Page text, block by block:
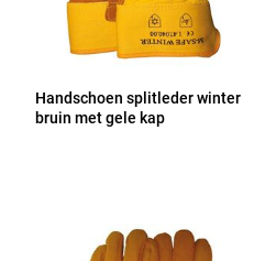
Handschoen splitleder winter
bruin met gele kap